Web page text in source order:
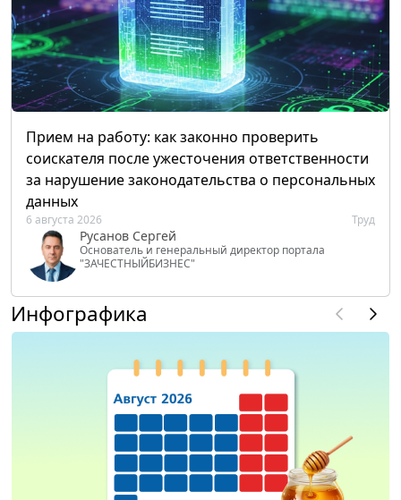
Прием на работу: как законно проверить
соискателя после ужесточения ответственности
за нарушение законодательства о персональных
данных
6 августа 2026 Труд
Русанов Сергей
Основатель и генеральный директор портала
"ЗАЧЕСТНЫЙБИЗНЕС"
Инфографика